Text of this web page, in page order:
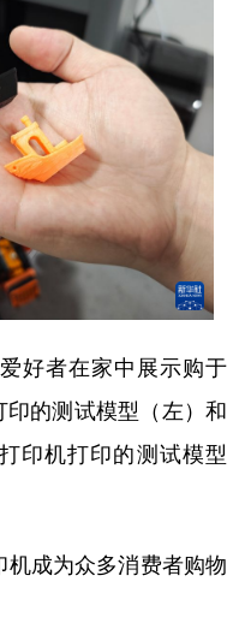
者在家中展示购于
的测试模型（左）和
印机打印的测试模型
成为众多消费者购物